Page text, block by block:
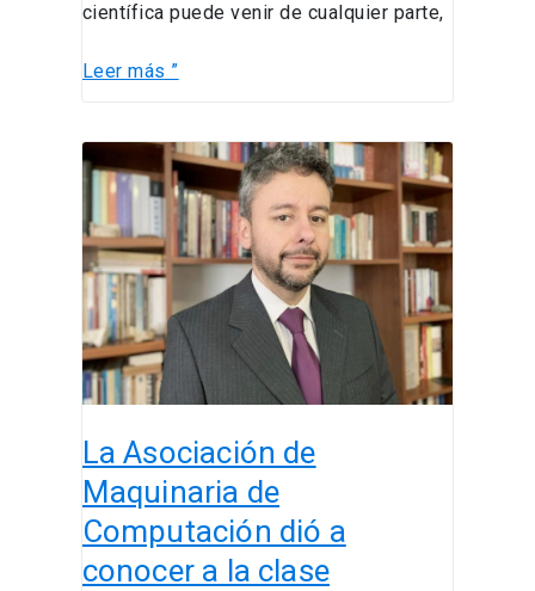
científica puede venir de cualquier parte,
Leer más ”
La Asociación de
Maquinaria de
Computación dió a
conocer a la clase
La
Asociación
de
Maquinaria
de
Computación
dió
a
conocer
clase
“Miembros
Distinguidos”
en